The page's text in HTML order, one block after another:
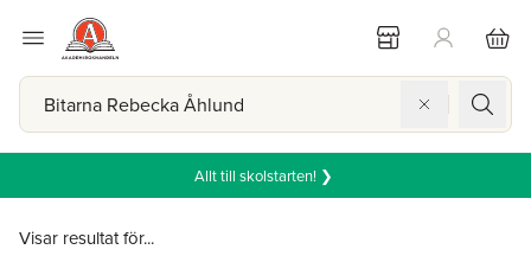
Allt till skolstarten! ❯
Visar resultat för...